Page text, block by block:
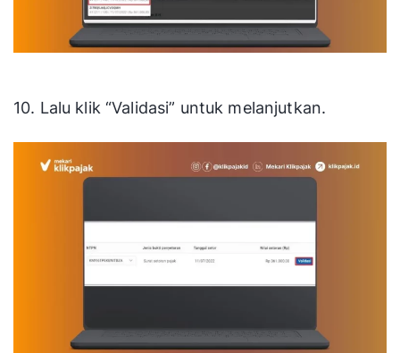
10. Lalu klik “Validasi” untuk melanjutkan.